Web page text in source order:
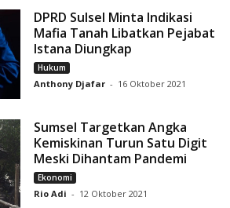
DPRD Sulsel Minta Indikasi
Mafia Tanah Libatkan Pejabat
Istana Diungkap
Hukum
Anthony Djafar - 16 Oktober 2021
Sumsel Targetkan Angka
Kemiskinan Turun Satu Digit
Meski Dihantam Pandemi
Ekonomi
Rio Adi - 12 Oktober 2021